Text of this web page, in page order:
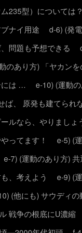
235型）については
ナイ用途
d-6) (発
問題も予想できる
のあり方) 「ヤカン
には …
e-10) (運動
ば、 原発も建てられ
ルなら、やりましょ
ってます！
e-5) (
e-7) (運動のあり方)
、考えよう
e-9) (
(他にも) サウディの
戦争の根底にU濃縮